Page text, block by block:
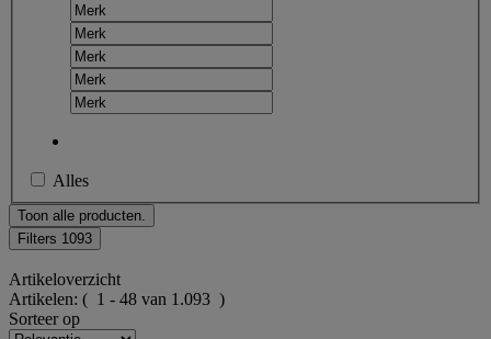
Alles
Toon alle producten.
Filters 1093
Artikeloverzicht
Artikelen: ( 1 - 48 van 1.093 )
Sorteer op